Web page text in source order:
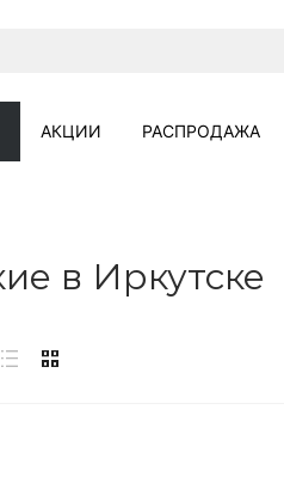
АКЦИИ РАСПРОДАЖА
в Иркутске